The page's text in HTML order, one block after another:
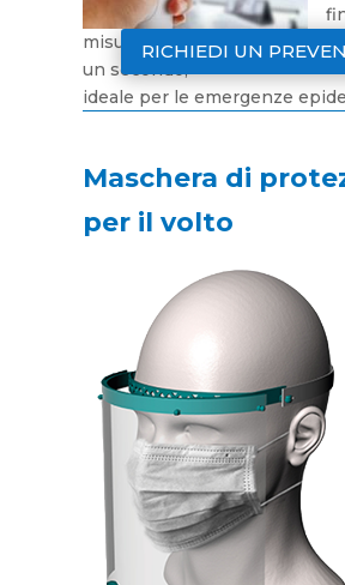
misurazione della
un secondo,
ideale per le emergenze
RICHIEDI UN
Maschera di
per il volto